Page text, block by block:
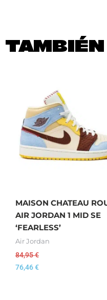
MAISON CHATEAU
AIR JORDAN 1 MID SE
‘FEARLESS’
Air Jordan
84,95€
76,46€